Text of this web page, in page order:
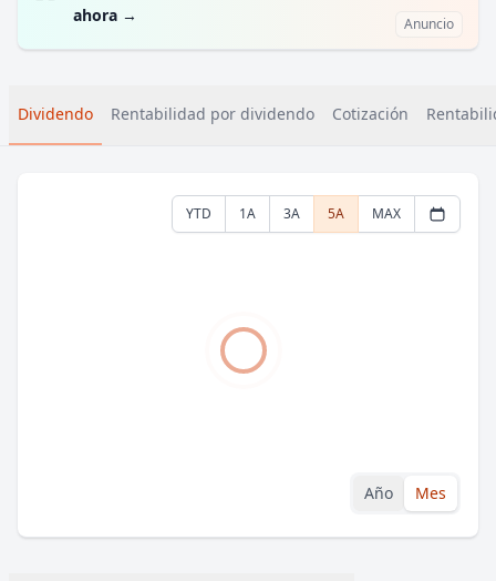
ahora → Anuncio
Dividendo Rentabilidad por dividendo Cotización
YTD 1A 3A 5A MAX
Año Mes